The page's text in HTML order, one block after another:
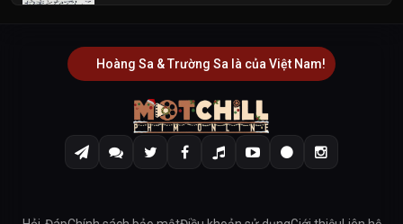
Hoàng Sa & Trường Sa là của Việt Nam!